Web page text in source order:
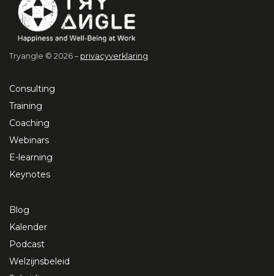
Tryangle © 2026 – privacyverklaring
Consulting
Training
Coaching
Webinars
E-learning
Keynotes
Blog
Kalender
Podcast
Welzijnsbeleid